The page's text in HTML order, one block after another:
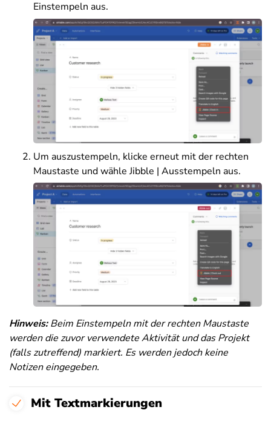
Einstempeln aus.
Um auszustempeln, klicke erneut mit der rechten
Maustaste und wähle Jibble | Ausstempeln aus.
Hinweis: Beim Einstempeln mit der rechten Maustaste
werden die zuvor verwendete Aktivität und das Projekt
(falls zutreffend) markiert. Es werden jedoch keine
Notizen eingegeben.
Mit Textmarkierungen